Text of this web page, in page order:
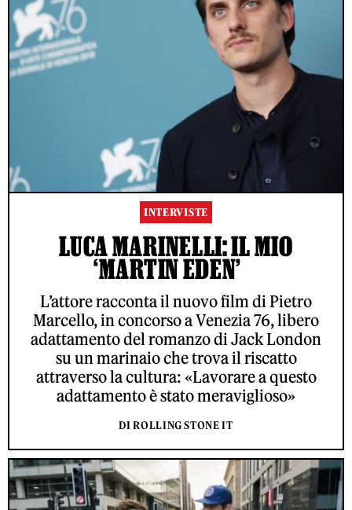
INTERVISTE
LUCA MARINELLI: IL MIO
‘MARTIN EDEN’
L’attore racconta il nuovo film di Pietro
Marcello, in concorso a Venezia 76, libero
adattamento del romanzo di Jack London
su un marinaio che trova il riscatto
attraverso la cultura: «Lavorare a questo
adattamento è stato meraviglioso»
DI ROLLING STONE IT